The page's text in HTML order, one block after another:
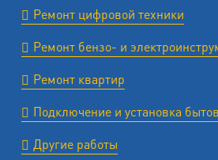
Ремонт цифровой техники
Ремонт бензо- и
Ремонт квартир
Подключение и установка
Другие работы